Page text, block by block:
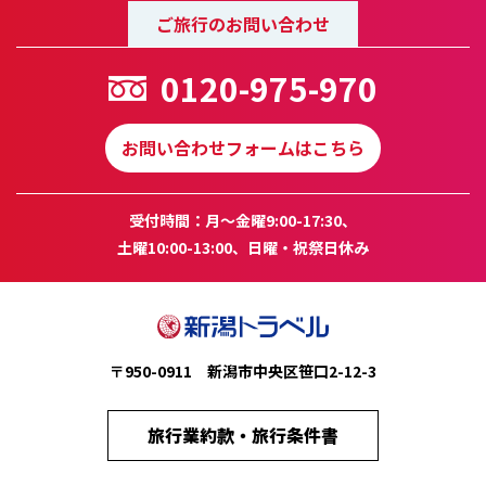
ご旅行のお問い合わせ
0120-975-970
お問い合わせフォームはこちら
受付時間：月～金曜9:00-17:30、
土曜10:00-13:00、日曜・祝祭日休み
〒950-0911 新潟市中央区笹口2-12-3
旅行業約款・旅行条件書